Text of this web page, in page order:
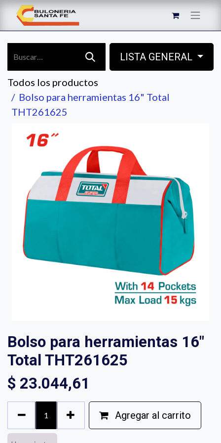
LISTA GENERAL
Todos los productos
Bolso para herramientas 16" Total
THT261625
Bolso para herramientas 16"
Total THT261625
$ 23.044,61
Agregar al carrito